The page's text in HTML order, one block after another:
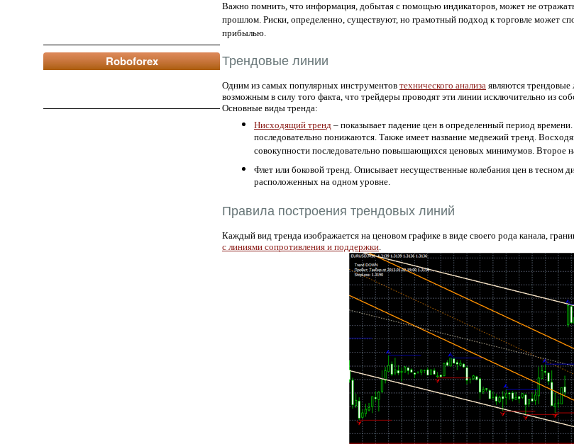
Roboforex
Важно помнить, что информация, добытая с помощью индикаторов, может не
прошлом. Риски, определенно, существуют, но грамотный подход к торговле может
прибылью.
Трендовые линии
Одним из самых популярных инструментов технического анализа являются трендовые
возможным в силу того факта, что трейдеры проводят эти линии исключительно из
Основные виды тренда:
Нисходящий тренд – показывает падение цен в определенный период
последовательно понижаются. Также имеет название медвежий тренд.
совокупности последовательно повышающихся ценовых минимумов. Второе
Флет или боковой тренд. Описывает несущественные колебания цен в тесном
расположенных на одном уровне.
Правила построения трендовых линий
Каждый вид тренда изображается на ценовом графике в виде своего рода канала,
с линиями сопротивления и поддержки.